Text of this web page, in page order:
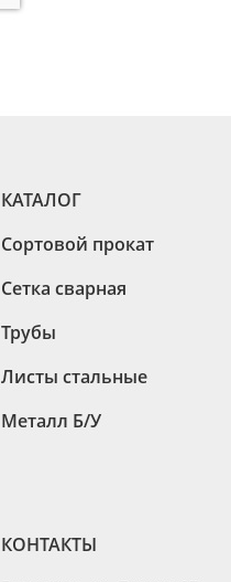
КАТАЛОГ
Сортовой прокат
Сетка сварная
Трубы
Листы стальные
Металл Б/У
КОНТАКТЫ